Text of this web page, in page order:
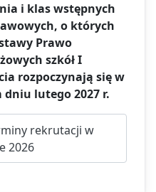
i klas wstępnych
o których
Prawo
szkół I
rozpoczynają się w
lutego 2027 r.
rekrutacji w
2026